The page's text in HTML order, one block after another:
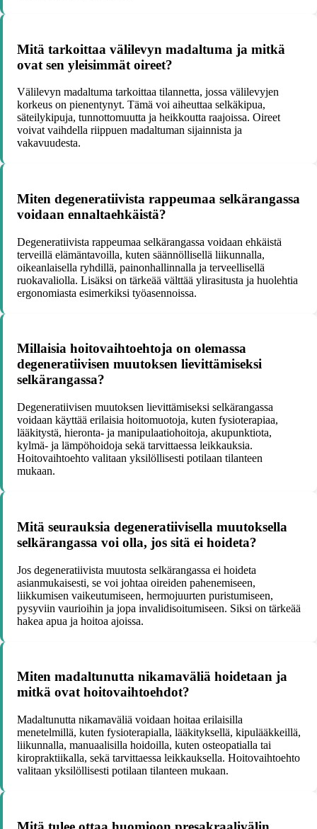
Mitä tarkoittaa välilevyn madaltuma ja mitkä
ovat sen yleisimmät oireet?
Välilevyn madaltuma tarkoittaa tilannetta, jossa välilevyjen
korkeus on pienentynyt. Tämä voi aiheuttaa selkäkipua,
säteilykipuja, tunnottomuutta ja heikkoutta raajoissa. Oireet
voivat vaihdella riippuen madaltuman sijainnista ja
vakavuudesta.
Miten degeneratiivista rappeumaa selkärangassa
voidaan ennaltaehkäistä?
Degeneratiivista rappeumaa selkärangassa voidaan ehkäistä
terveillä elämäntavoilla, kuten säännöllisellä liikunnalla,
oikeanlaisella ryhdillä, painonhallinnalla ja terveellisellä
ruokavaliolla. Lisäksi on tärkeää välttää ylirasitusta ja huolehtia
ergonomiasta esimerkiksi työasennoissa.
Millaisia hoitovaihtoehtoja on olemassa
degeneratiivisen muutoksen lievittämiseksi
selkärangassa?
Degeneratiivisen muutoksen lievittämiseksi selkärangassa
voidaan käyttää erilaisia hoitomuotoja, kuten fysioterapiaa,
lääkitystä, hieronta- ja manipulaatiohoitoja, akupunktiota,
kylmä- ja lämpöhoidoja sekä tarvittaessa leikkauksia.
Hoitovaihtoehto valitaan yksilöllisesti potilaan tilanteen
mukaan.
Mitä seurauksia degeneratiivisella muutoksella
selkärangassa voi olla, jos sitä ei hoideta?
Jos degeneratiivista muutosta selkärangassa ei hoideta
asianmukaisesti, se voi johtaa oireiden pahenemiseen,
liikkumisen vaikeutumiseen, hermojuurten puristumiseen,
pysyviin vaurioihin ja jopa invalidisoitumiseen. Siksi on tärkeää
hakea apua ja hoitoa ajoissa.
Miten madaltunutta nikamaväliä hoidetaan ja
mitkä ovat hoitovaihtoehdot?
Madaltunutta nikamaväliä voidaan hoitaa erilaisilla
menetelmillä, kuten fysioterapialla, lääkityksellä, kipulääkkeillä,
liikunnalla, manuaalisilla hoidoilla, kuten osteopatialla tai
kiropraktiikalla, sekä tarvittaessa leikkauksella. Hoitovaihtoehto
valitaan yksilöllisesti potilaan tilanteen mukaan.